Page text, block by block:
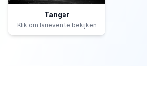
Tanger
Klik om tarieven te bekijken